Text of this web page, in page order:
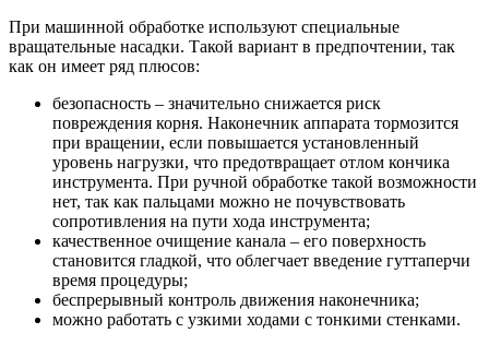
При машинной обработке используют специальные
вращательные насадки. Такой вариант в предпочтении, так
как он имеет ряд плюсов:
безопасность – значительно снижается риск
повреждения корня. Наконечник аппарата тормозится
при вращении, если повышается установленный
уровень нагрузки, что предотвращает отлом кончика
инструмента. При ручной обработке такой возможности
нет, так как пальцами можно не почувствовать
сопротивления на пути хода инструмента;
качественное очищение канала – его поверхность
становится гладкой, что облегчает введение гуттаперчи
время процедуры;
беспрерывный контроль движения наконечника;
можно работать с узкими ходами с тонкими стенками.